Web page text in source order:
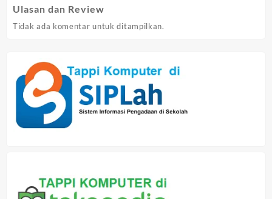
Ulasan dan Review
Tidak ada komentar untuk ditampilkan.